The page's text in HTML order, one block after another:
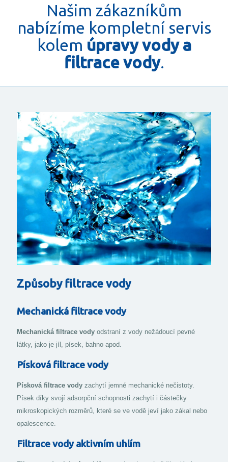
Našim zákazníkům
nabízíme kompletní servis
kolem úpravy vody a
filtrace vody.
Způsoby filtrace vody
Mechanická filtrace vody
Mechanická filtrace vody odstraní z vody nežádoucí pevné
látky, jako je jíl, písek, bahno apod.
Písková filtrace vody
Písková filtrace vody zachytí jemné mechanické nečistoty.
Písek díky svojí adsorpční schopnosti zachytí i částečky
mikroskopických rozměrů, které se ve vodě jeví jako zákal nebo
opalescence.
Filtrace vody aktivním uhlím